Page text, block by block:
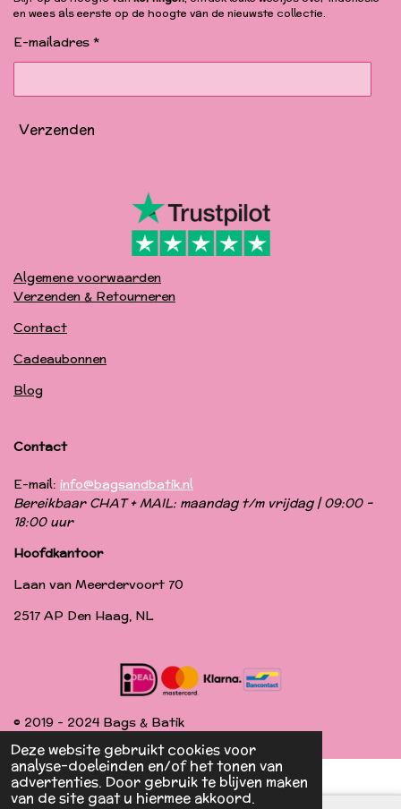
Deze website gebruikt cookies voor
analyse-doeleinden en/of het tonen van
advertenties. Door gebruik te blijven maken
van de site gaat u hiermee akkoord.
o
k
g
a
b
k
en wees als eerste op de hoogte van de nieuwste collectie.
E-mailadres *
Verzenden
Algemene voorwaarden
Verzenden & Retourneren
Contact
Cadeaubonnen
Blog
Contact
E-mail: info@bagsandbatik.nl
Bereikbaar CHAT + MAIL: maandag t/m vrijdag | 09:00 -
18:00 uur
Hoofdkantoor
Laan van Meerdervoort 70
2517 AP Den Haag, NL
© 2019 - 2024 Bags & Batik